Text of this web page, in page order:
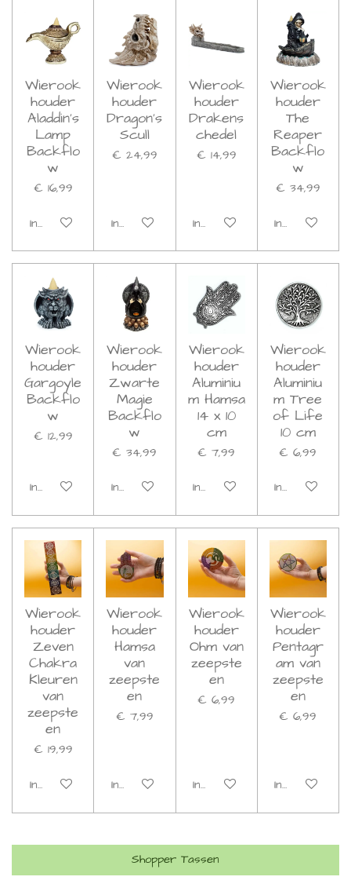
Wierook
houder
Aladdin's
Lamp
Backflo
w
€ 16,99
In winkelwagen
Wierook
houder
Dragon's
Scull
€ 24,99
In winkelwagen
Wierook
houder
Drakens
chedel
€ 14,99
In winkelwagen
Wierook
houder
The
Reaper
Backflo
w
€ 34,99
In
Wierook
houder
Gargoyle
Backflo
w
€ 12,99
In winkelwagen
Wierook
houder
Zwarte
Magie
Backflo
w
€ 34,99
In winkelwagen
Wierook
houder
Aluminiu
m Hamsa
14 x 10
cm
€ 7,99
In winkelwagen
Wierook
houder
Aluminiu
m Tree
of Life
10 cm
€ 6,99
In
Wierook
houder
Zeven
Chakra
Kleuren
van
zeepste
en
€ 19,99
In winkelwagen
Wierook
houder
Hamsa
van
zeepste
en
€ 7,99
In winkelwagen
Wierook
houder
Ohm van
zeepste
en
€ 6,99
In winkelwagen
Wierook
houder
Pentagr
am van
zeepste
en
€ 6,99
In
Shopper Tassen